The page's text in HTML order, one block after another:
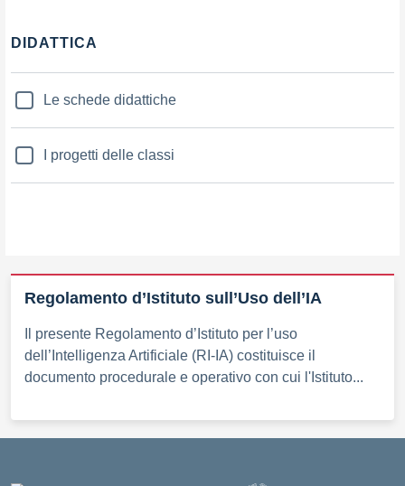
DIDATTICA
Le schede didattiche
I progetti delle classi
Regolamento d’Istituto sull’Uso dell’IA
Il presente Regolamento d’Istituto per l’uso
dell’Intelligenza Artificiale (RI-IA) costituisce il
documento procedurale e operativo con cui l'Istituto...